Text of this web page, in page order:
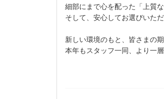
細部にまで心を配った「上質
そして、安心してお選びいた
新しい環境のもと、皆さまの
本年もスタッフ一同、より一